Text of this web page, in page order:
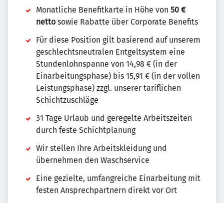
Monatliche Benefitkarte in Höhe von 50 €
netto sowie Rabatte über Corporate Benefits
Für diese Position gilt basierend auf unserem
geschlechtsneutralen Entgeltsystem eine
Stundenlohnspanne von 14,98 € (in der
Einarbeitungsphase) bis 15,91 € (in der vollen
Leistungsphase) zzgl. unserer tariflichen
Schichtzuschläge
31 Tage Urlaub und geregelte Arbeitszeiten
durch feste Schichtplanung
Wir stellen Ihre Arbeitskleidung und
übernehmen den Waschservice
Eine gezielte, umfangreiche Einarbeitung mit
festen Ansprechpartnern direkt vor Ort